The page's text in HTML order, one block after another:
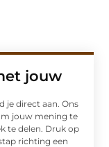
jouw
je direct aan. Ons
jouw mening te
te delen. Druk op
richting een